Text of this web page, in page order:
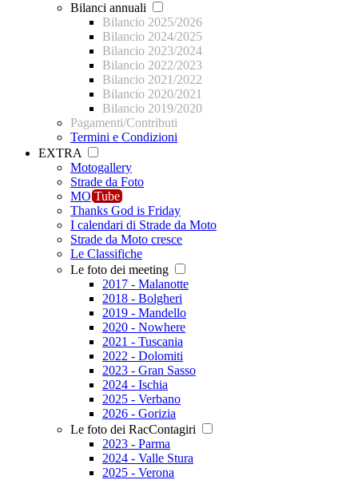
Bilanci annuali
Bilancio 2025/2026
Bilancio 2024/2025
Bilancio 2023/2024
Bilancio 2022/2023
Bilancio 2021/2022
Bilancio 2020/2021
Bilancio 2019/2020
Pagamenti/Contributi
Termini e Condizioni
EXTRA
Motogallery
Strade da Foto
MO Tube
Thanks God is Friday
I calendari di Strade da Moto
Strade da Moto cresce
Le Classifiche
Le foto dei meeting
2017 - Malanotte
2018 - Bolgheri
2019 - Mandello
2020 - Nowhere
2021 - Tuscania
2022 - Dolomiti
2023 - Gran Sasso
2024 - Ischia
2025 - Verbano
2026 - Gorizia
Le foto dei RacContagiri
2023 - Parma
2024 - Valle Stura
2025 - Verona